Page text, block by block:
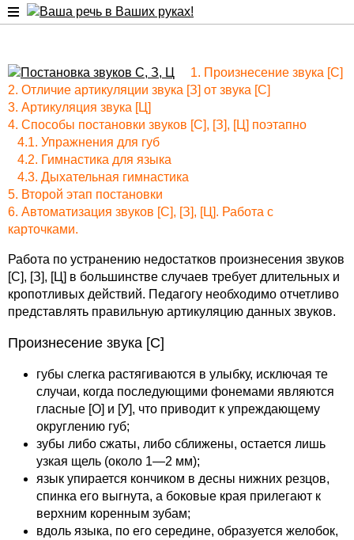
Постановка звуков [С], [З] и [Ц]
1. Произнесение звука [С]
2. Отличие артикуляции звука [З] от звука [С]
3. Артикуляция звука [Ц]
4. Способы постановки звуков [С], [З], [Ц] поэтапно
4.1. Упражнения для губ
4.2. Гимнастика для языка
4.3. Дыхательная гимнастика
5. Второй этап постановки
6. Автоматизация звуков [С], [З], [Ц]. Работа с
карточками.
Работа по устранению недостатков произнесения звуков
[С], [З], [Ц] в большинстве случаев требует длительных и
кропотливых действий. Педагогу необходимо отчетливо
представлять правильную артикуляцию данных звуков.
Произнесение звука [С]
губы слегка растягиваются в улыбку, исключая те
случаи, когда последующими фонемами являются
гласные [О] и [У], что приводит к упреждающему
округлению губ;
зубы либо сжаты, либо сближены, остается лишь
узкая щель (около 1—2 мм);
язык упирается кончиком в десны нижних резцов,
спинка его выгнута, а боковые края прилегают к
верхним коренным зубам;
вдоль языка, по его середине, образуется желобок,